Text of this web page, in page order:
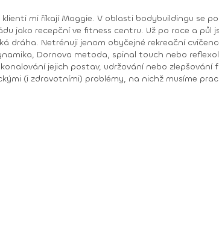
mi říkají Maggie. V oblasti bodybuildingu se
jako recepční ve fitness centru. Už po roce a půl
dráha. Netrénuji jenom obyčejné rekreační
touch nebo reflexologie. Maximum své pracovní energie, vědomostí a
jejich postav, udržování nebo
(i zdravotními) problémy, na nichž musíme
příjmu potravy nebo hormonální činnosti,
práce je mi zároveň koníčkem a úspěchy mých svěřenců mě nejen
v bodyfitness (IFBB) 2010